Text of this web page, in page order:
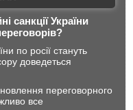
санкції України
по росії стануть
доведеться
переговорного
все